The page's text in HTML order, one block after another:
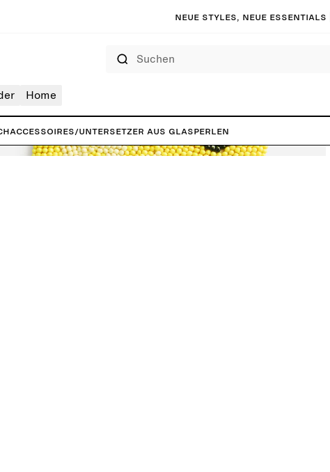
Neue Styles, neue Essentials |
Home
/Untersetzer aus Glasperlen